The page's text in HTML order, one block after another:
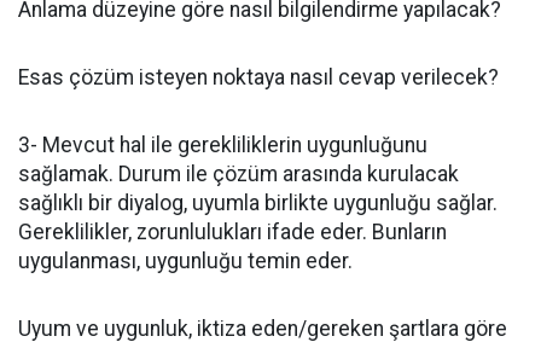
Anlama düzeyine göre nasıl bilgilendirme yapılacak?
Esas çözüm isteyen noktaya nasıl cevap verilecek?
3- Mevcut hal ile gerekliliklerin uygunluğunu
sağlamak. Durum ile çözüm arasında kurulacak
sağlıklı bir diyalog, uyumla birlikte uygunluğu sağlar.
Gereklilikler, zorunlulukları ifade eder. Bunların
uygulanması, uygunluğu temin eder.
Uyum ve uygunluk, iktiza eden/gereken şartlara göre